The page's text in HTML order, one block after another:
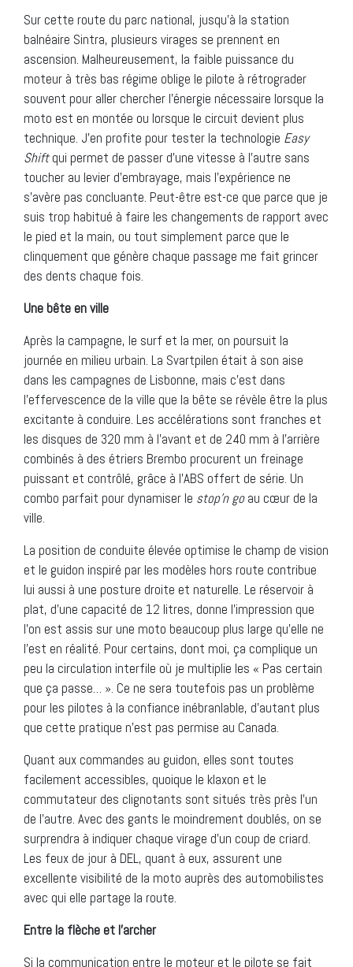
Sur cette route du parc national, jusqu’à la station
balnéaire Sintra, plusieurs virages se prennent en
ascension. Malheureusement, la faible puissance du
moteur à très bas régime oblige le pilote à rétrograder
souvent pour aller chercher l’énergie nécessaire lorsque la
moto est en montée ou lorsque le circuit devient plus
technique. J’en profite pour tester la technologie Easy
Shiftqui permet de passer d’une vitesse à l’autre sans
toucher au levier d’embrayage, mais l’expérience ne
s’avère pas concluante. Peut-être est-ce que parce que je
suis trop habitué à faire les changements de rapport avec
le pied et la main, ou tout simplement parce que le
clinquement que génère chaque passage me fait grincer
des dents chaque fois.
Une bête en ville
Après la campagne, le surf et la mer, on poursuit la
journée en milieu urbain. La Svartpilen était à son aise
dans les campagnes de Lisbonne, mais c’est dans
l’effervescence de la ville que la bête se révèle être la plus
excitante à conduire. Les accélérations sont franches et
les disques de 320 mm à l’avant et de 240 mm à l’arrière
combinés à des étriers Brembo procurent un freinage
puissant et contrôlé, grâce à l’ABS offert de série. Un
combo parfait pour dynamiser le stop’n goau cœur de la
ville.
La position de conduite élevée optimise le champ de vision
et le guidon inspiré par les modèles hors route contribue
lui aussi à une posture droite et naturelle. Le réservoir à
plat, d’une capacité de 12 litres, donne l’impression que
l’on est assis sur une moto beaucoup plus large qu’elle ne
l’est en réalité. Pour certains, dont moi, ça complique un
peu la circulation interfile où je multiplie les « Pas certain
que ça passe… ». Ce ne sera toutefois pas un problème
pour les pilotes à la confiance inébranlable, d’autant plus
que cette pratique n’est pas permise au Canada.
Quant aux commandes au guidon, elles sont toutes
facilement accessibles, quoique le klaxon et le
commutateur des clignotants sont situés très près l’un
de l’autre. Avec des gants le moindrement doublés, on se
surprendra à indiquer chaque virage d’un coup de criard.
Les feux de jour à DEL, quant à eux, assurent une
excellente visibilité de la moto auprès des automobilistes
avec qui elle partage la route.
Entre la flèche et l’archer
Si la communication entre le moteur et le pilote se fait